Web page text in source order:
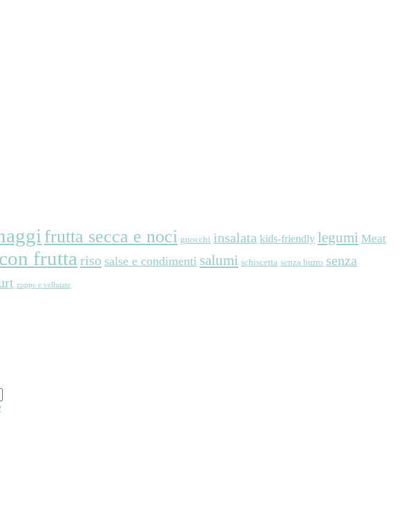
frutta secca e noci gnocchi insalata kids-friendly legumi Meat
frutta riso salse e condimenti salumi schiscetta senza burro senza
zuppe e vellutate